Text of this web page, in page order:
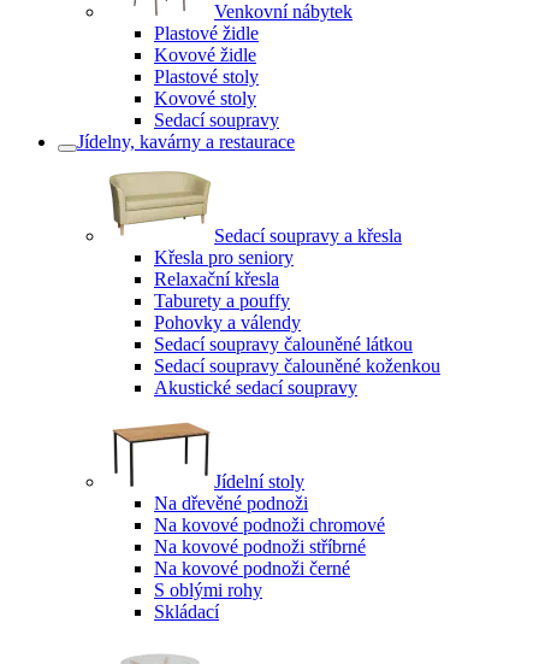
Venkovní nábytek
Plastové židle
Kovové židle
Plastové stoly
Kovové stoly
Sedací soupravy
Jídelny, kavárny a restaurace
Sedací soupravy a křesla
Křesla pro seniory
Relaxační křesla
Taburety a pouffy
Pohovky a válendy
Sedací soupravy čalouněné látkou
Sedací soupravy čalouněné koženkou
Akustické sedací soupravy
Jídelní stoly
Na dřevěné podnoži
Na kovové podnoži chromové
Na kovové podnoži stříbrné
Na kovové podnoži černé
S oblými rohy
Skládací